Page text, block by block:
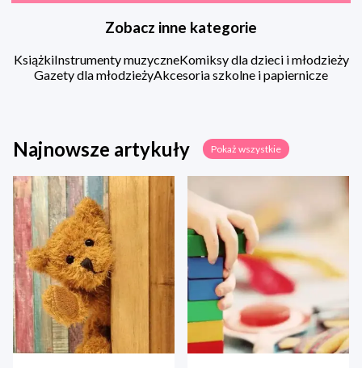
Zobacz inne kategorie
KsiążkiInstrumenty muzyczneKomiksy dla dzieci i młodzieży
Gazety dla młodzieżyAkcesoria szkolne i papiernicze
Najnowsze artykuły Pokaż wszystkie